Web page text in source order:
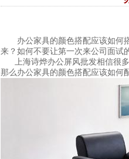
办公家具的颜色搭配应该如何
来？如何不要让第一次来公司面试
上海诗烨办公屏风批发相信很
那么办公家具的颜色搭配应该如何